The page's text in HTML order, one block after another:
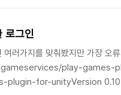
로그인
러가지를 맞춰봤지만 가장 오
play-games-
for-unityVersion